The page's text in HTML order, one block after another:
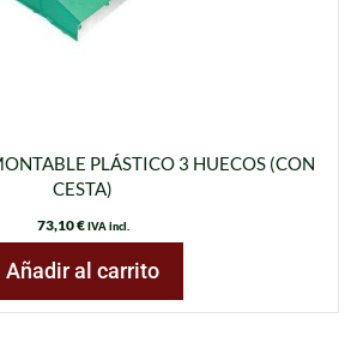
PLÁSTICO 3 HUECOS (CON
CESTA)
73,10€ IVA incl.
Añadir al carrito